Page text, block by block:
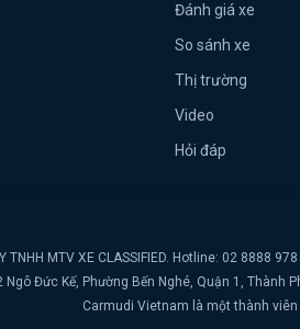
Đánh giá xe
So sánh xe
Thị trường
Video
Hỏi đáp
TNHH MTV XE CLASSIFIED. Hotline: 02 8888
Đức Kế, Phường Bến Nghé, Quận 1,
Carmudi Vietnam là một thành